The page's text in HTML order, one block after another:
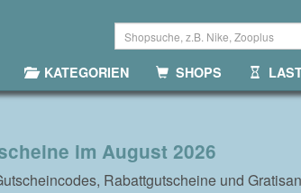
KATEGORIEN SHOPS
im August 2026
Rabattgutscheine und